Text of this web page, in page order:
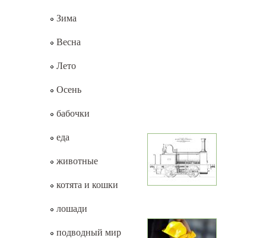
Зима
Весна
Лето
Осень
бабочки
еда
животные
котята и кошки
лошади
подводный мир